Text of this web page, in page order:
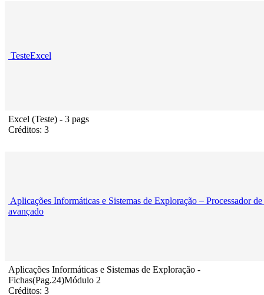
TesteExcel
Excel (Teste) - 3 pags
Créditos: 3
Aplicações Informáticas e Sistemas de Exploração – Processador
avançado
Aplicações Informáticas e Sistemas de Exploração -
Fichas(Pag.24)Módulo 2
Créditos: 3